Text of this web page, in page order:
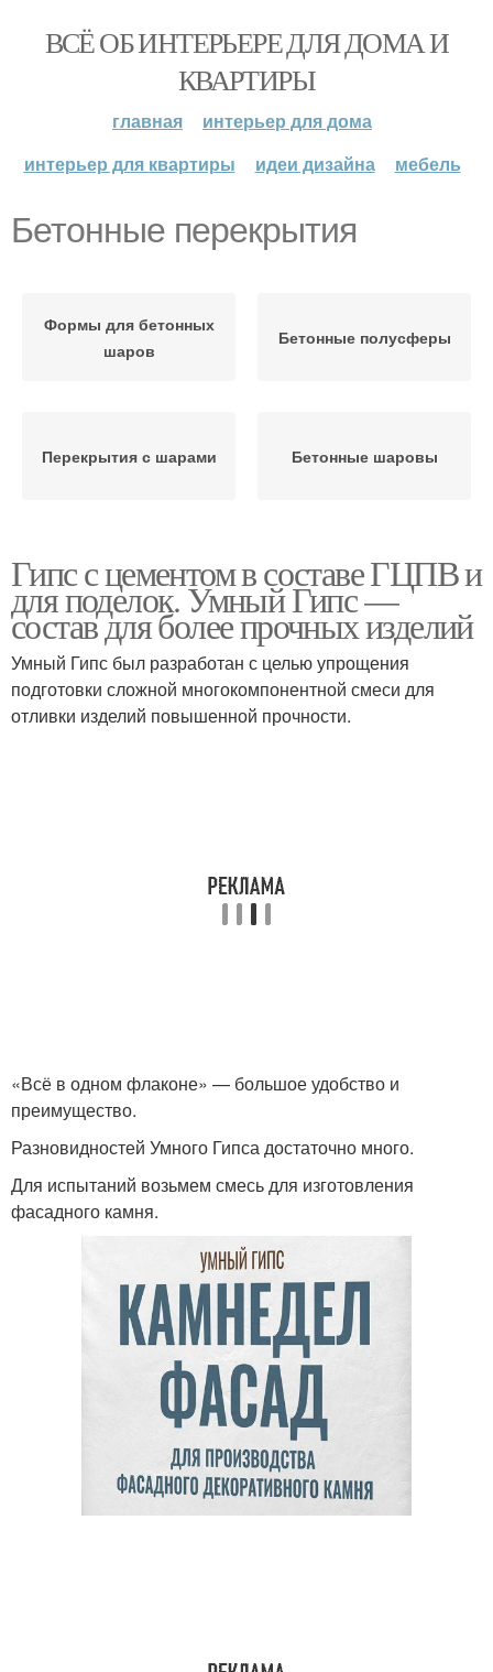
ВСЁ ОБ ИНТЕРЬЕРЕ ДЛЯ ДОМА И
КВАРТИРЫ
главная
интерьер для дома
интерьер для квартиры
идеи дизайна мебель
Бетонные перекрытия
Формы для бетонных
шаров
Бетонные полусферы
Перекрытия с шарами Бетонные шаровы
Гипс с цементом в составе ГЦПВ и
для поделок. Умный Гипс —
состав для более прочных изделий
Умный Гипс был разработан с целью упрощения
подготовки сложной многокомпонентной смеси для
отливки изделий повышенной прочности.
«Всё в одном флаконе» — большое удобство и
преимущество.
Разновидностей Умного Гипса достаточно много.
Для испытаний возьмем смесь для изготовления
фасадного камня.